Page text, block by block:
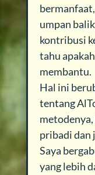
umpan
kontribusi
tahu
membantu.
Hal ini
tentang
pribadi dan
Saya
yang lebih